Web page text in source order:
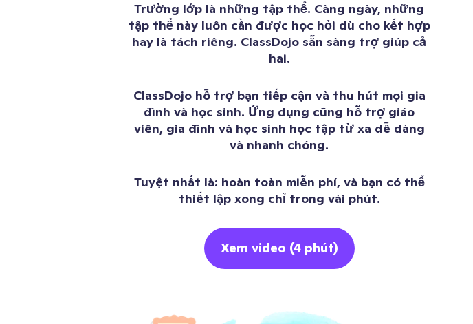
Trường lớp là những tập thể. Càng ngày, những
tập thể này luôn cần được học hỏi dù cho kết hợp
hay là tách riêng. ClassDojo sẵn sàng trợ giúp cả
hai.
ClassDojo hỗ trợ bạn tiếp cận và thu hút mọi gia
đình và học sinh. Ứng dụng cũng hỗ trợ giáo
viên, gia đình và học sinh học tập từ xa dễ dàng
và nhanh chóng.
Tuyệt nhất là: hoàn toàn miễn phí, và bạn có thể
thiết lập xong chỉ trong vài phút.
Xem video (4 phút)